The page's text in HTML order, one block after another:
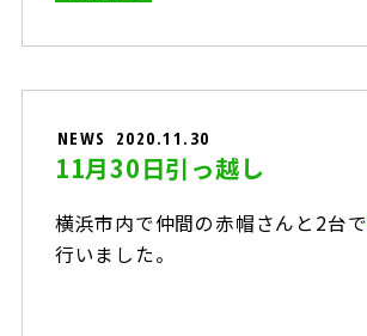
NEWS 2020.11.30
11月30日引っ越し
横浜市内で仲間の赤帽さんと2台で
行いました。